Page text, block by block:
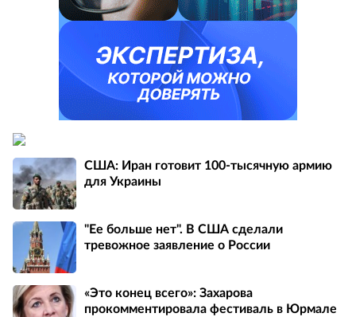
США: Иран готовит 100-тысячную армию
для Украины
"Ее больше нет". В США сделали
тревожное заявление о России
«Это конец всего»: Захарова
прокомментировала фестиваль в Юрмале